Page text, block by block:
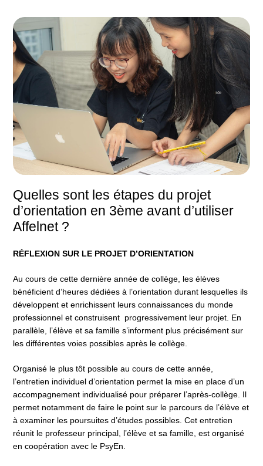
Quelles sont les étapes du projet
d’orientation en 3ème avant d’utiliser
Affelnet ?
RÉFLEXION SUR LE PROJET D’ORIENTATION
Au cours de cette dernière année de collège, les élèves
bénéficient d’heures dédiées à l’orientation durant lesquelles ils
développent et enrichissent leurs connaissances du monde
professionnel et construisent progressivement leur projet. En
parallèle, l’élève et sa famille s’informent plus précisément sur
les différentes voies possibles après le collège.
Organisé le plus tôt possible au cours de cette année,
l’entretien individuel d’orientation permet la mise en place d’un
accompagnement individualisé pour préparer l’après-collège. Il
permet notamment de faire le point sur le parcours de l’élève et
à examiner les poursuites d’études possibles. Cet entretien
réunit le professeur principal, l’élève et sa famille, est organisé
en coopération avec le PsyEn.